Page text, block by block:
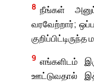
8 நீங்கள்
வரவேற்றார்;
9 எங்களிடம்
ஊட்டுவதால்